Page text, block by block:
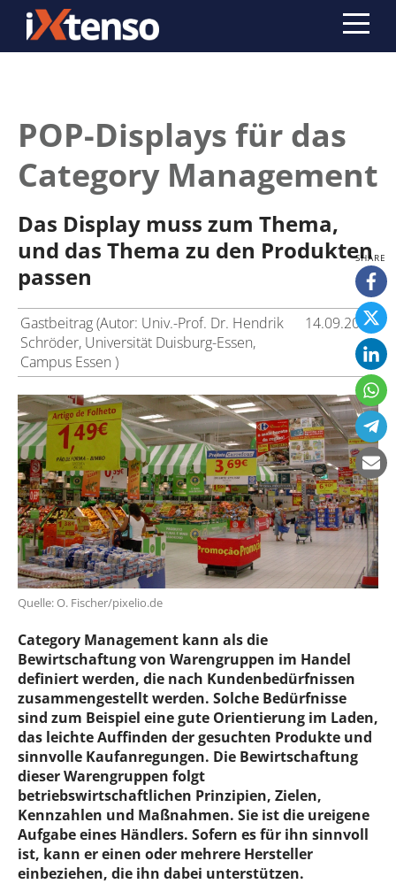
POP-Displays für das
Category Management
Das Display muss zum Thema,
und das Thema zu den Produkten
passen
Gastbeitrag (Autor: Univ.-Prof. Dr. Hendrik
Schröder, Universität Duisburg-Essen,
Campus Essen )
14.09.2017
Quelle: O. Fischer/pixelio.de
Category Management kann als die
Bewirtschaftung von Warengruppen im Handel
definiert werden, die nach Kundenbedürfnissen
zusammengestellt werden. Solche Bedürfnisse
sind zum Beispiel eine gute Orientierung im Laden,
das leichte Auffinden der gesuchten Produkte und
sinnvolle Kaufanregungen. Die Bewirtschaftung
dieser Warengruppen folgt
betriebswirtschaftlichen Prinzipien, Zielen,
Kennzahlen und Maßnahmen. Sie ist die ureigene
Aufgabe eines Händlers. Sofern es für ihn sinnvoll
ist, kann er einen oder mehrere Hersteller
einbeziehen, die ihn dabei unterstützen.